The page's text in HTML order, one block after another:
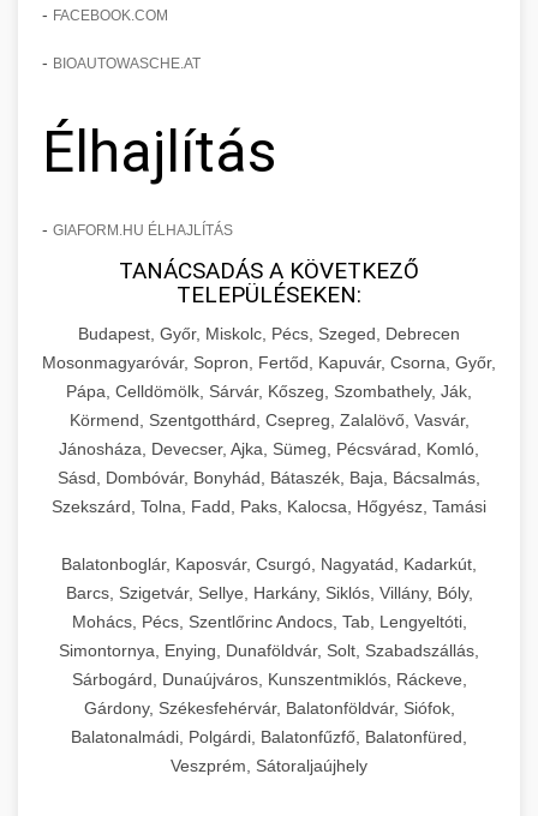
- FACEBOOK.COM
- BIOAUTOWASCHE.AT
Élhajlítás
- GIAFORM.HU ÉLHAJLÍTÁS
TANÁCSADÁS A KÖVETKEZŐ
TELEPÜLÉSEKEN:
Budapest, Győr, Miskolc, Pécs, Szeged, Debrecen
Mosonmagyaróvár, Sopron, Fertőd, Kapuvár, Csorna, Győr,
Pápa, Celldömölk, Sárvár, Kőszeg, Szombathely, Ják,
Körmend, Szentgotthárd, Csepreg, Zalalövő, Vasvár,
Jánosháza, Devecser, Ajka, Sümeg, Pécsvárad, Komló,
Sásd, Dombóvár, Bonyhád, Bátaszék, Baja, Bácsalmás,
Szekszárd, Tolna, Fadd, Paks, Kalocsa, Hőgyész, Tamási
Balatonboglár, Kaposvár, Csurgó, Nagyatád, Kadarkút,
Barcs, Szigetvár, Sellye, Harkány, Siklós, Villány, Bóly,
Mohács, Pécs, Szentlőrinc Andocs, Tab, Lengyeltóti,
Simontornya, Enying, Dunaföldvár, Solt, Szabadszállás,
Sárbogárd, Dunaújváros, Kunszentmiklós, Ráckeve,
Gárdony, Székesfehérvár, Balatonföldvár, Siófok,
Balatonalmádi, Polgárdi, Balatonfűzfő, Balatonfüred,
Veszprém, Sátoraljaújhely